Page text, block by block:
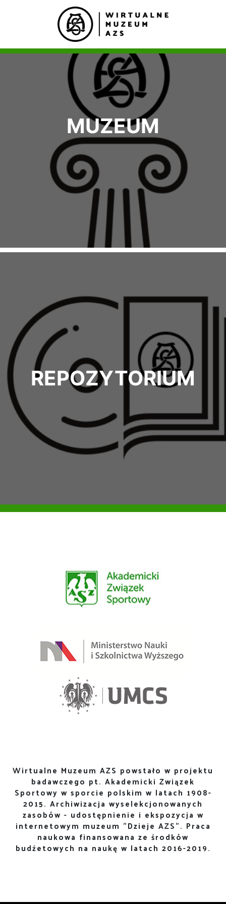
MUZEUM
REPOZYTORIUM
Wirtualne Muzeum AZS powstało w projektu
badawczego pt. Akademicki Związek
Sportowy w sporcie polskim w latach 1908-
2015. Archiwizacja wyselekcjonowanych
zasobów - udostępnienie i ekspozycja w
internetowym muzeum "Dzieje AZS". Praca
naukowa finansowana ze środków
budżetowych na naukę w latach 2016-2019.